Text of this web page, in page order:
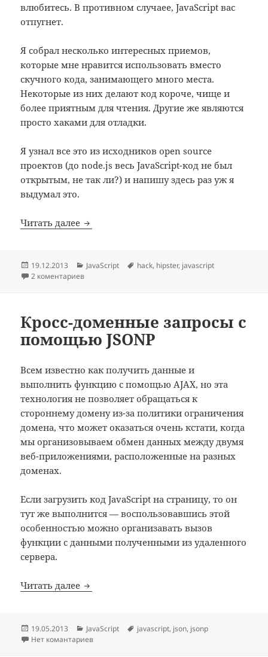
влюбитесь. В противном случаее, JavaScript вас
отпугнет.
Я собрал несколько интересных приемов,
которые мне нравится использовать вместо
скучного кода, занимающего много места.
Некоторые из них делают код короче, чище и
более приятным для чтения. Другие же являются
просто хаками для отладки.
Я узнал все это из исходников open source
проектов (до node.js весь JavaScript-код не был
открытым, не так ли?) и напишу здесь раз уж я
выдумал это.
Читать далее JavaScript хаки для хипстеров
Опубликовано
19.12.2013 Рубрики
JavaScript Метки
hack, hipster, javascript
2 коментариев
Кросс-доменные запросы с
помощью JSONP
Всем известно как получить данные и
выполнить функцию с помощью AJAX, но эта
технология не позволяет обращаться к
стороннему домену из-за политики ограничения
домена, что может оказаться очень кстати, когда
мы организовываем обмен данных между двумя
веб-приложениями, расположенные на разных
доменах.
Если загрузить код JavaScript на страницу, то он
тут же выполнится — воспользовавшись этой
особенностью можно организавать вызов
функции с данными полученными из удаленного
сервера.
Читать далее Кросс-доменные запросы с помощью
Опубликовано
19.05.2013 Рубрики
JavaScript Метки
javascript, json, jsonp
Нет комантариев